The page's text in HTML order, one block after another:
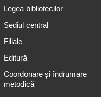
Legea bibliotecilor
Sediul central
Filiale
Editură
Coordonare și îndrumare
metodică